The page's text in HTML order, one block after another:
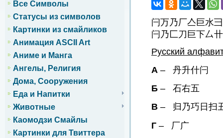
Все Символы
Статусы из символов
Картинки из смайликов
Анимация ASCII Art
Аниме и Манга
Ангелы, Религия
Дома, Сооружения
Еда и Напитки
Животные
Каомодзи Смайлы
Картинки для Твиттера
闩万乃厂亼巨水
闩乃匚刀巨下厶
Русский
А – 丹升什闩
Б – 石右五
В – 归乃巧日扫
Г – 厂广